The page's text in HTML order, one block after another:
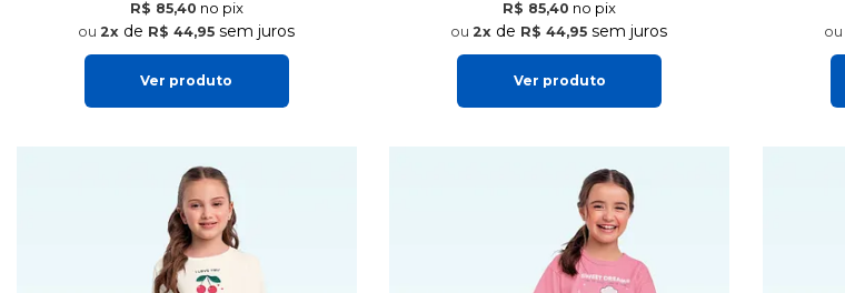
R$ 85,40 no pix
2xde R$ 44,95sem juros
Ver produto
R$ 85,40 no pix
2x de R$ 44,95 sem juros
Ver produto